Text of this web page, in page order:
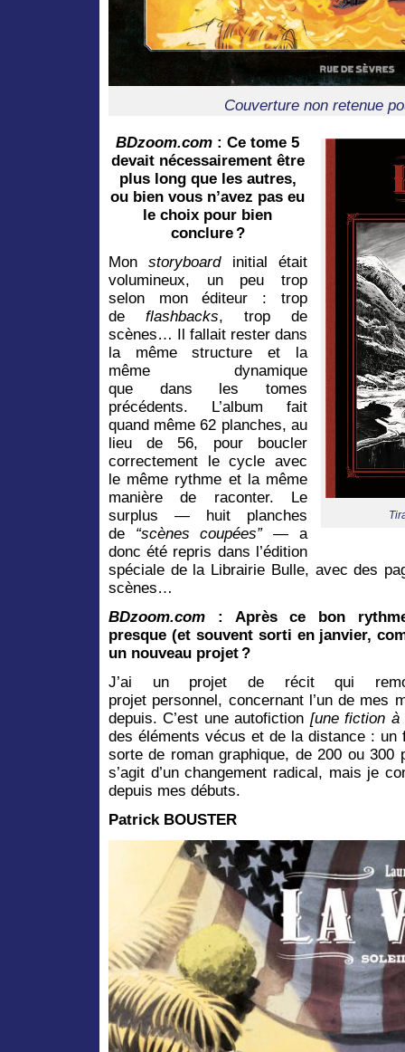
Couverture non retenue
BDzoom.com : Ce tome 5
devait nécessairement être
plus long que les autres,
ou bien vous n’avez pas eu
le choix pour bien
conclure ?
Monstoryboardinitial était
volumineux, un peu trop
selon mon éditeur : trop
de flashbacks, trop de
scènes… Il fallait rester dans
la même structure et la
même dynamique
que dans les tomes
précédents. L’album fait
quand même 62 planches, au
lieu de 56, pour boucler
correctement le cycle avec
le même rythme et la même
manière de raconter. Le
surplus — huit planches
de “scènes coupées”— a
donc été repris dans l’édition
spéciale de la Librairie Bulle, avec des
scènes…
BDzoom.com : Après ce bon
presque (et souvent sorti en janvier,
un nouveau projet ?
J’ai un projet de récit qui
projet personnel, concernant l’un de mes
depuis. C’est une autofiction [une fiction à
des éléments vécus et de la distance : un
sorte de roman graphique, de 200 ou 300
s’agit d’un changement radical, mais je
depuis mes débuts.
Patrick BOUSTER